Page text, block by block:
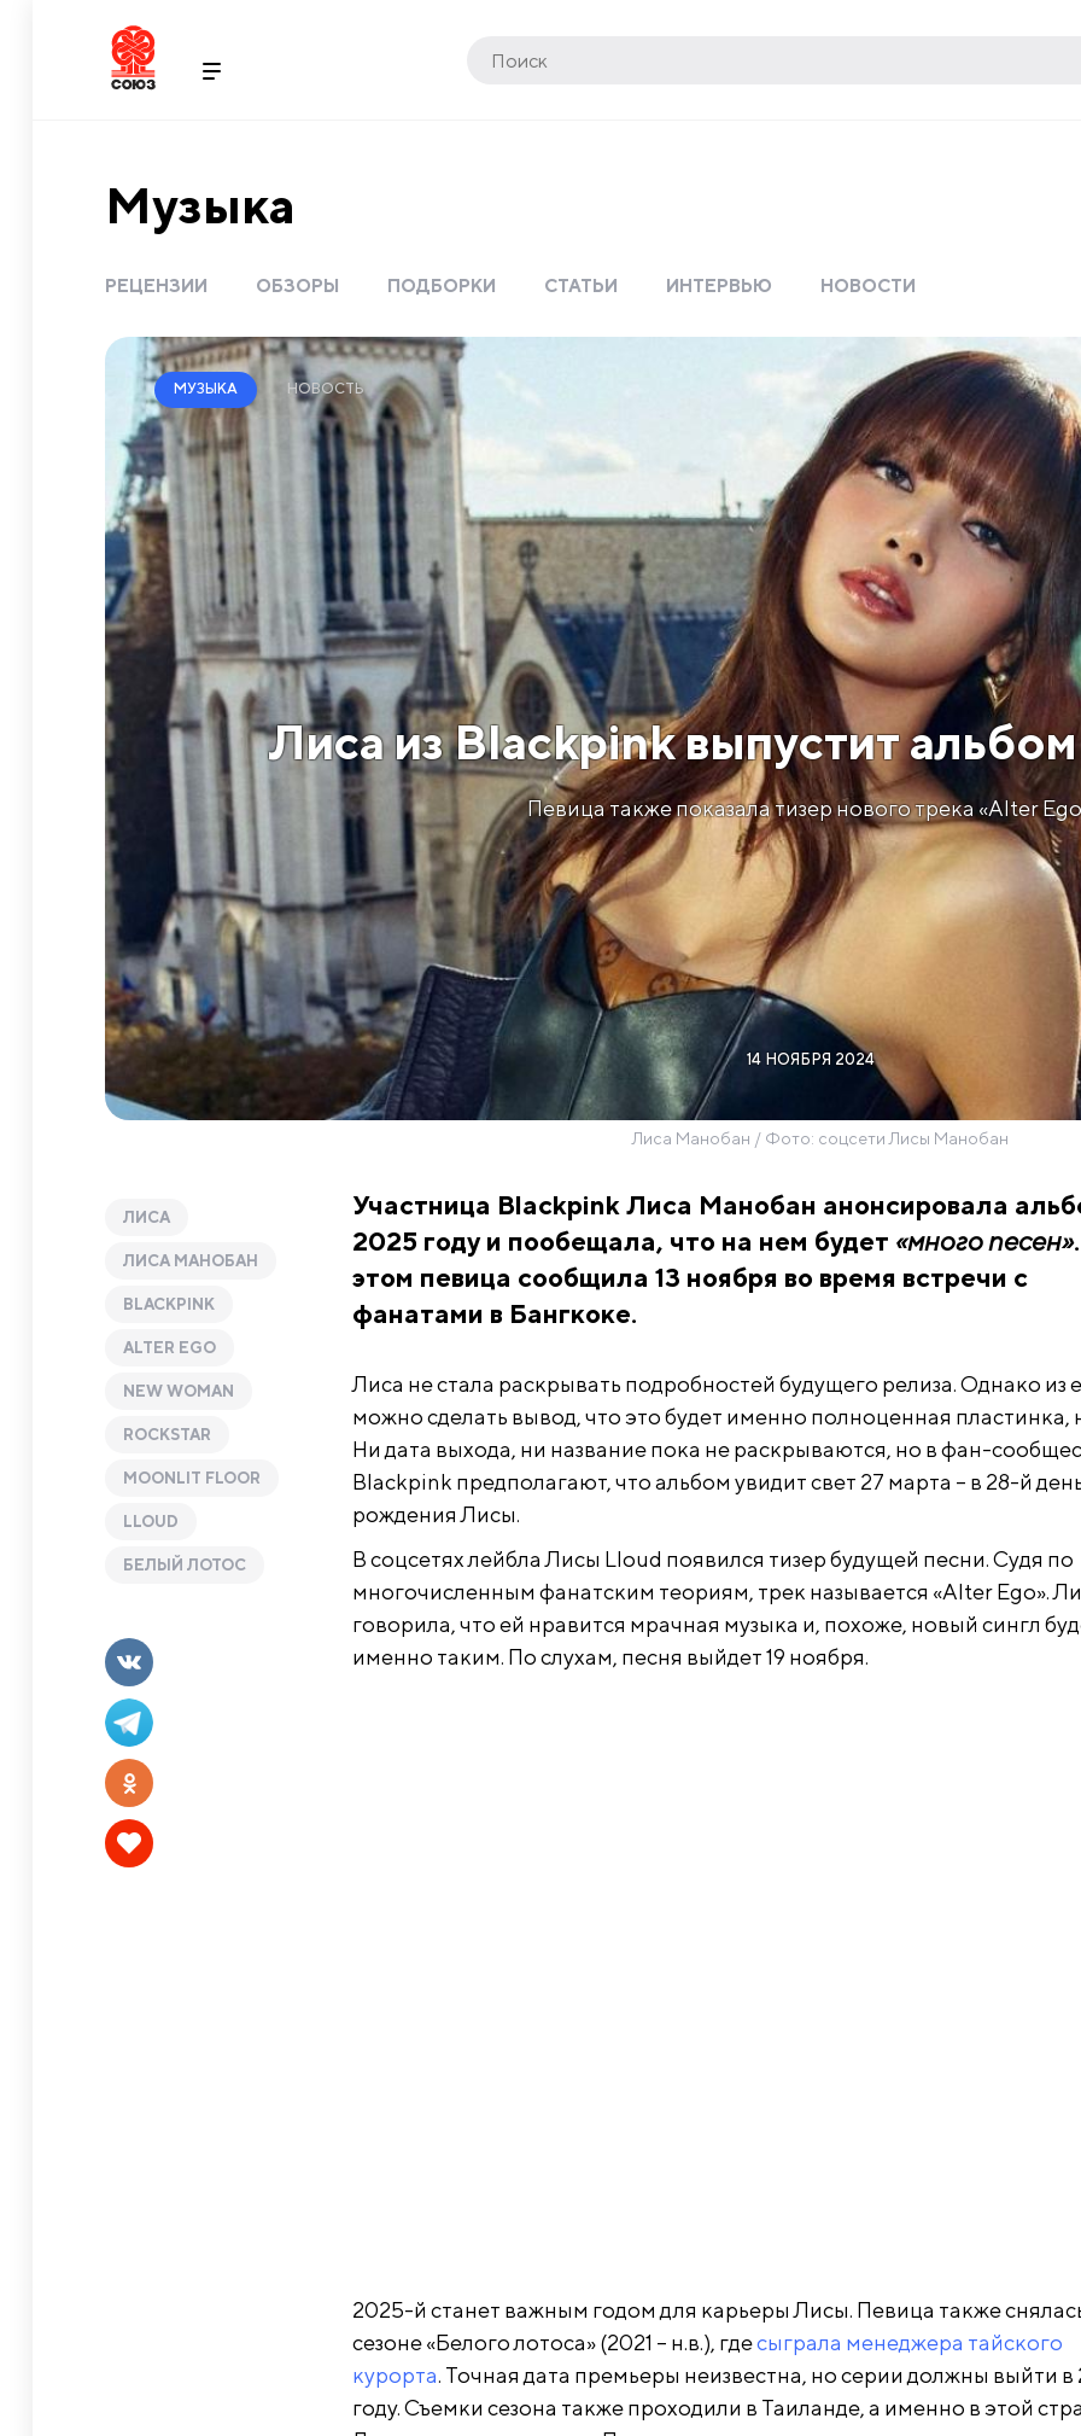
Музыка
РЕЦЕНЗИИ ОБЗОРЫ ПОДБОРКИ СТАТЬИ ИНТЕРВЬЮ НОВОСТИ
Лиса из Blackpink выпустит
Певица также показала тизер нового трека «Alter
МУЗЫКА НОВОСТЬ
14 НОЯБРЯ 2024
Лиса Манобан / Фото: соцсети Лисы Манобан
ЛИСА
ЛИСА МАНОБАН
BLACKPINK
ALTER EGO
NEW WOMAN
ROCKSTAR
MOONLIT FLOOR
LLOUD
БЕЛЫЙ ЛОТОС
Участница Blackpink Лиса Манобан анонсировала
2025 году и пообещала, что на нем будет «много песен»
этом певица сообщила 13 ноября во время встречи с
фанатами в Бангкоке.
Лиса не стала раскрывать подробностей будущего релиза. Однако из
можно сделать вывод, что это будет именно полноценная пластинка,
Ни дата выхода, ни название пока не раскрываются, но в фан-
Blackpink предполагают, что альбом увидит свет 27 марта – в 28-й
рождения Лисы.
В соцсетях лейбла Лисы Lloud появился тизер будущей песни. Судя по
многочисленным фанатским теориям, трек называется «Alter Ego».
говорила, что ей нравится мрачная музыка и, похоже, новый сингл
именно таким. По слухам, песня выйдет 19 ноября.
2025-й станет важным годом для карьеры Лисы. Певица также
сезоне «Белого лотоса» (2021 – н.в.), гдесыграла менеджера тайского
курорта. Точная дата премьеры неизвестна, но серии должны выйти в
году. Съемки сезона также проходили в Таиланде, а именно в этой